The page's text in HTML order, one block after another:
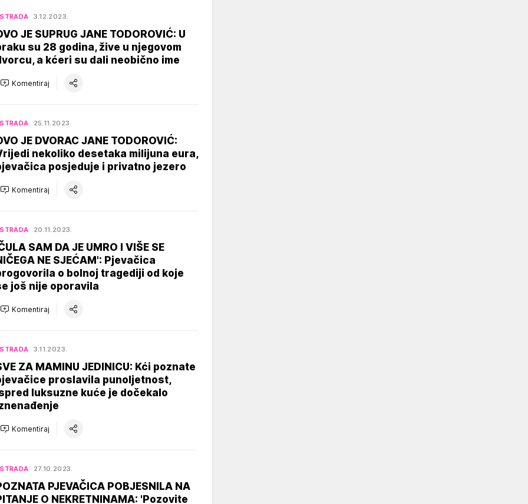
3.12.2023.
JE SUPRUG JANE TODOROVIĆ: U
su 28 godina, žive u njegovom
a kćeri su dali neobično ime
Komentiraj
25.11.2023.
JE DVORAC JANE TODOROVIĆ:
nekoliko desetaka milijuna eura,
posjeduje i privatno jezero
Komentiraj
20.11.2023.
SAM DA JE UMRO I VIŠE SE
NE SJEĆAM': Pjevačica
o bolnoj tragediji od koje
još nije oporavila
Komentiraj
3.11.2023.
ZA MAMINU JEDINICU: Kći poznate
proslavila punoljetnost,
luksuzne kuće je dočekalo
Komentiraj
27.10.2023.
PJEVAČICA POBJESNILA NA
O NEKRETNINAMA: 'Pozovite